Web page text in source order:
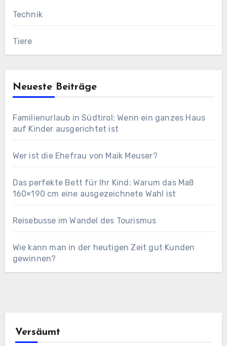
Technik
Tiere
Neueste Beiträge
Familienurlaub in Südtirol: Wenn ein ganzes Haus
auf Kinder ausgerichtet ist
Wer ist die Ehefrau von Maik Meuser?
Das perfekte Bett für Ihr Kind: Warum das Maß
160×190 cm eine ausgezeichnete Wahl ist
Reisebusse im Wandel des Tourismus
Wie kann man in der heutigen Zeit gut Kunden
gewinnen?
Versäumt